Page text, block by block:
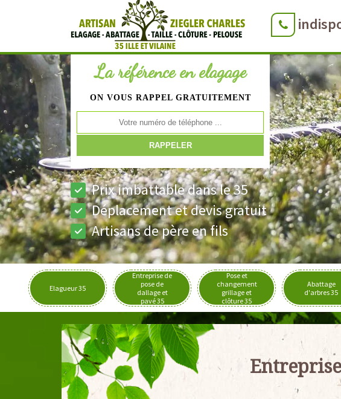
La référence en elagage
ON VOUS RAPPEL GRATUITEMENT
Prix imbattable dans le 35
Déplacement et devis gratuit
Artisans de père en fils
Elagueur 35
Entreprise de
pose de
dallage et
pavé 35
Pose et
changement
grillage et
clôture 35
Abattage
d'arbres 35